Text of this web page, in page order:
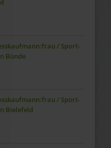
/ Sport-
Bünde
/ Sport-
Bielefeld